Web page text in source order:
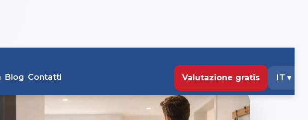
Blog Contatti Valutazione gratis IT ▾